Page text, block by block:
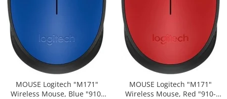
MOUSE Logitech "M171"
Wireless Mouse, Blue "910-
MOUSE Logitech "M171"
Wireless Mouse, Red "910-